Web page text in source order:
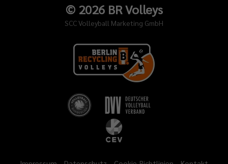
© 2026BR Volleys
SCC Volleyball Marketing GmbH